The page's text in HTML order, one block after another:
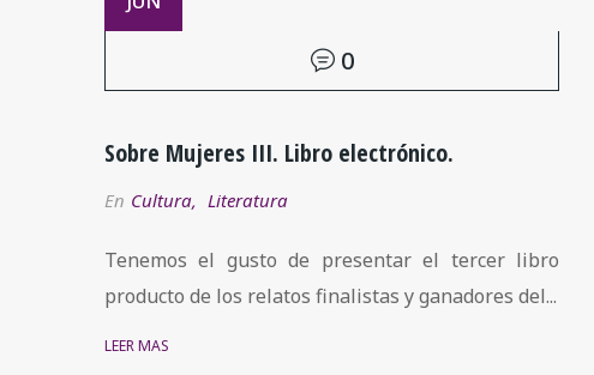
0
Sobre Mujeres III. Libro electrónico.
En Cultura, Literatura
Tenemos el gusto de presentar el tercer libro
producto de los relatos finalistas y ganadores del...
LEER MÁS